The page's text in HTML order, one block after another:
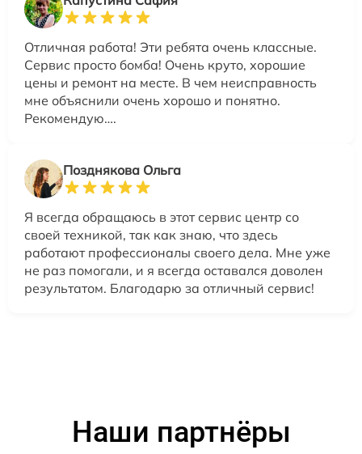
Отличная работа! Эти ребята очень классные.
Сервис просто бомба! Очень круто, хорошие
цены и ремонт на месте. В чем неисправность
мне объяснили очень хорошо и понятно.
Рекомендую….
Позднякова Ольга
Я всегда обращаюсь в этот сервис центр со
своей техникой, так как знаю, что здесь
работают профессионалы своего дела. Мне уже
не раз помогали, и я всегда оставался доволен
результатом. Благодарю за отличный сервис!
Наши партнёры